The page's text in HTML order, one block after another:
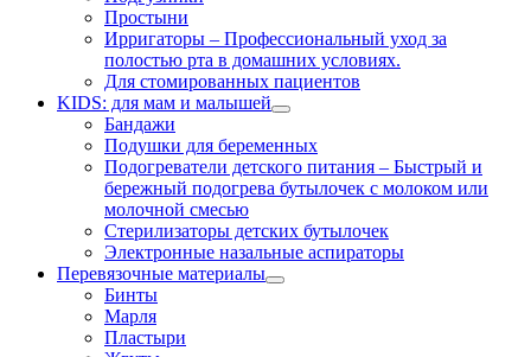
Простыни
Ирригаторы – Профессиональный уход за
полостью рта в домашних условиях.
Для стомированных пациентов
KIDS: для мам и малышей
Бандажи
Подушки для беременных
Подогреватели детского питания – Быстрый и
бережный подогрева бутылочек с молоком или
молочной смесью
Стерилизаторы детских бутылочек
Электронные назальные аспираторы
Перевязочные материалы
Бинты
Марля
Пластыри